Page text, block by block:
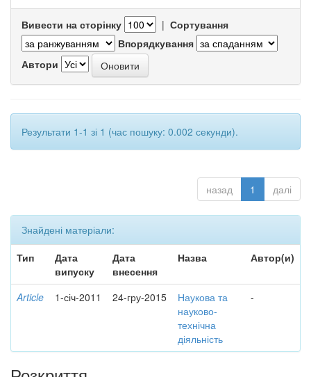
Вивести на сторінку | Сортування
Впорядкування
Автори
Результати 1-1 зі 1 (час пошуку: 0.002 секунди).
назад 1 далі
Знайдені матеріали:
Тип
Дата
випуску
Дата
внесення
Назва Автор(и)
Article 1-січ-2011 24-гру-2015
Наукова та
науково-
технічна
діяльність
-